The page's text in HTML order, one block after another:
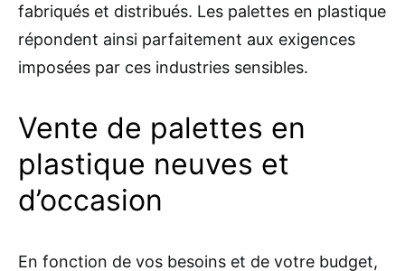
fabriqués et distribués. Les palettes en plastique
répondent ainsi parfaitement aux exigences
imposées par ces industries sensibles.
Vente de palettes en
plastique neuves et
d’occasion
En fonction de vos besoins et de votre budget,